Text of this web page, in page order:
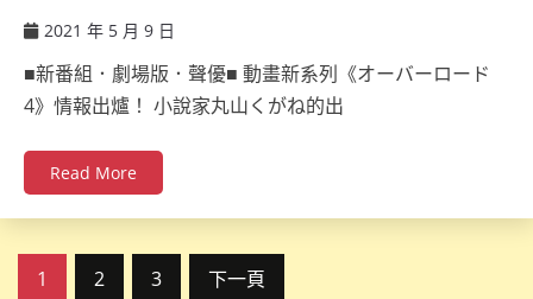
2021 年 5 月 9 日
■新番組．劇場版．聲優■ 動畫新系列《オーバーロード
4》情報出爐！ 小說家丸山くがね的出
Read More
文
1 2 3 下一頁